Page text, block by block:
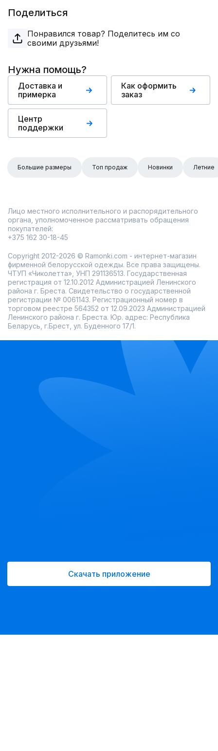
Поделиться
Понравился товар? Поделитесь им со
своими друзьями!
Нужна помощь?
Доставка и
примерка
Как оформить
заказ
Центр
поддержки
Большие размеры Топ продаж Новинки Летние
Лицо местного исполнительного и распорядительного
органа, уполномоченное рассматривать обращения
покупателей:
+375 162 30-18-45
Copyright 2012-2026 © Ramonki.com - интернет-магазин
фирменной белорусской одежды. Все права защищены.
ЧТУП «Чиколетта», УНП 291136513. Государственная
регистрация от 12.10.2012 Администрацией Ленинского
района г. Бреста. Свидетельство о государственной
регистрации № 0061143. Регистрационный номер в
торговом реестре 564352 от 12.09.2023 Администрацией
Ленинского района г. Бреста. Юр. адрес: Республика
Беларусь, г.Брест, ул. Буденного 17/1.
Скачать приложение